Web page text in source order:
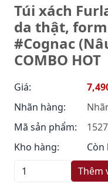
Túi xách
da thật,
#Cognac
COMBO HOT
Giá:
Nhãn hàng:
Mã sản phẩm:
1527
Kho hàng:
Còn
Thêm